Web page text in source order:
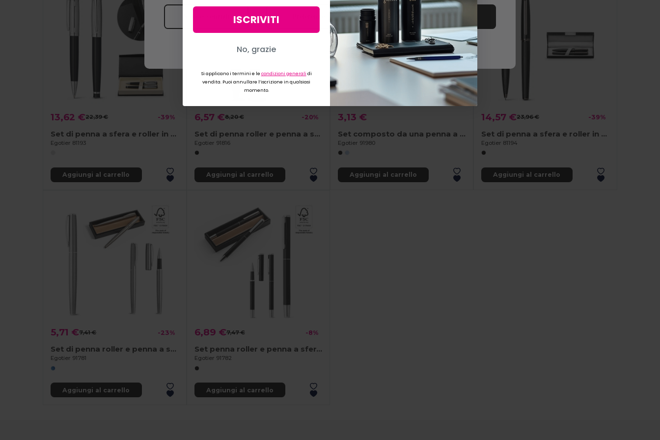
13,62 €22,39 € -39%
Set di penna a sfera e roller in metallo con clip
Egotier 81193
Aggiungi al carrello
6,57 €8,20 € -20%
Set di penna roller e penna a sfera in metallo
Egotier 91816
Aggiungi al carrello
3,13 €
Set composto da una penna a sfera e una penna senza inchiostro, entrambe realizzate in alluminio (riciclato al 94%)
Egotier 91980
Aggiungi al carrello
14,57 €23,96 € -39%
Set di penna a sfera e roller in metallo con meccanismo a rotazione
Egotier 81194
Aggiungi al carrello
5,71 €7,41 € -23%
Set di penna roller e penna a sfera con corpo in acciaio inossidabile (53% rSS) con clip
Egotier 91781
Aggiungi al carrello
6,89 €7,47 € -8%
Set penna roller e penna a sfera in alluminio (rispettivamente al 94% e al 94%) con clip
Egotier 91782
Aggiungi al carrello
Accettare tutto
ISCRIVITI
No, grazie
Si applicano i termini e le condizioni generali di
vendita. Puoi annullare l’iscrizione in qualsiasi
momento.